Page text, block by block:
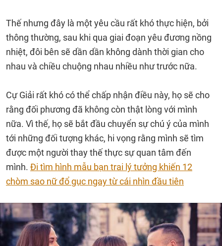
Thế nhưng đây là một yêu cầu rất khó thực hiện, bởi
thông thường, sau khi qua giai đoạn yêu đương nồng
nhiệt, đôi bên sẽ dần dần không dành thời gian cho
nhau và chiều chuộng nhau nhiều như trước nữa.
Cự Giải rất khó có thể chấp nhận điều này, họ sẽ cho
rằng đối phương đã không còn thật lòng với mình
nữa. Vì thế, họ sẽ bắt đầu chuyển sự chú ý của mình
tới những đối tượng khác, hi vọng rằng mình sẽ tìm
được một người thay thế thực sự quan tâm đến
mình. Đi tìm hình mẫu bạn trai lý tưởng khiến 12
chòm sao nữ đổ gục ngay từ cái nhìn đầu tiên